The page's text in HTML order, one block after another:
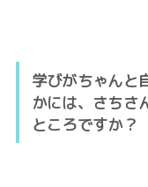
学びがちゃんと
かには、さちさ
ところですか？